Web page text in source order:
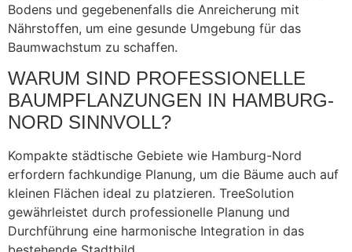
Bodens und gegebenenfalls die Anreicherung mit
Nährstoffen, um eine gesunde Umgebung für das
Baumwachstum zu schaffen.
WARUM SIND PROFESSIONELLE
BAUMPFLANZUNGEN IN HAMBURG-
NORD SINNVOLL?
Kompakte städtische Gebiete wie Hamburg-Nord
erfordern fachkundige Planung, um die Bäume auch auf
kleinen Flächen ideal zu platzieren. TreeSolution
gewährleistet durch professionelle Planung und
Durchführung eine harmonische Integration in das